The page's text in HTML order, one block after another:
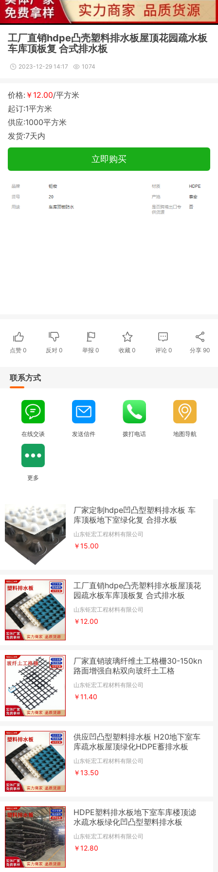
工厂直销hdpe凸壳塑料排水板屋顶花园疏水板
车库顶板复 合式排水板
2023-12-29 14:17 1074
价格: ￥12.00/平方米
起订:1平方米
供应:1000平方米
发货:7天内
立即购买
点赞 0 反对0 举报 0 收藏 0 评论 0 分享 90
联系方式
在线交谈 发送信件 拨打电话 地图导航
更多
厂家定制hdpe凹凸型塑料排水板 车
库顶板地下室绿化复 合排水板
山东钜宏工程材料有限公司
￥15.00
工厂直销hdpe凸壳塑料排水板屋顶花
园疏水板车库顶板复 合式排水板
山东钜宏工程材料有限公司
￥12.00
厂家直销玻璃纤维土工格栅30-150kn
路面增强自粘双向玻纤土工格
山东钜宏工程材料有限公司
￥11.40
供应凹凸型塑料排水板 H20地下室车
库疏水板屋顶绿化HDPE蓄排水板
山东钜宏工程材料有限公司
￥13.50
HDPE塑料排水板地下室车库楼顶滤
水疏水板绿化凹凸型塑料排水板
山东钜宏工程材料有限公司
￥12.80